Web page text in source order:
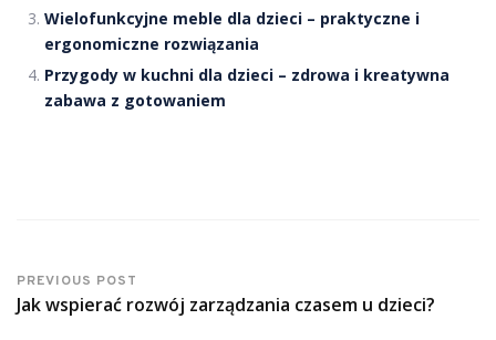
Wielofunkcyjne meble dla dzieci – praktyczne i
ergonomiczne rozwiązania
Przygody w kuchni dla dzieci – zdrowa i kreatywna
zabawa z gotowaniem
PREVIOUS POST
Jak wspierać rozwój zarządzania czasem u dzieci?